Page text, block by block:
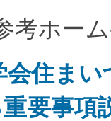
考ホー
住ま
要事